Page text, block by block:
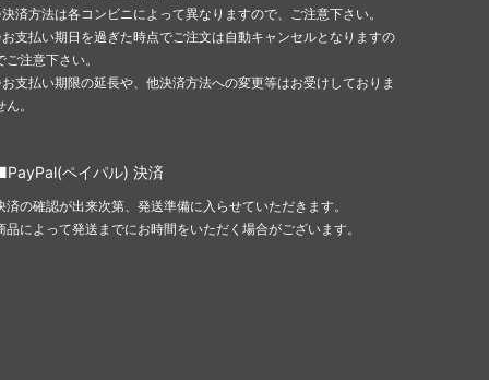
済方法は各コンビニによって異なりますので、ご注意下さい。
支払い期日を過ぎた時点でご注文は自動キャンセルとなりますの
ご注意下さい。
支払い期限の延長や、他決済方法への変更等はお受けしておりま
ん。
ペイパル) 決済
済の確認が出来次第、発送準備に入らせていただきます。
品によって発送までにお時間をいただく場合がございます。